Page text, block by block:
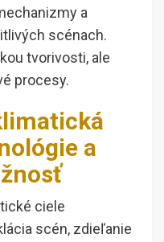
a
scénach.
tvorivosti, ale
procesy.
a
ciele
scén, zdieľanie